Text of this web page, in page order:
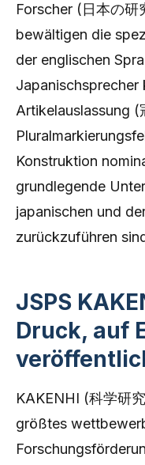
Forscher (日本の
bewältigen die
der englischen
Japanischsprecher
Artikelauslassung (
Konstruktion
grundlegende
japanischen und
zurückzuführen
JSPS
Druck, auf
KAKENHI (科学研
größtes